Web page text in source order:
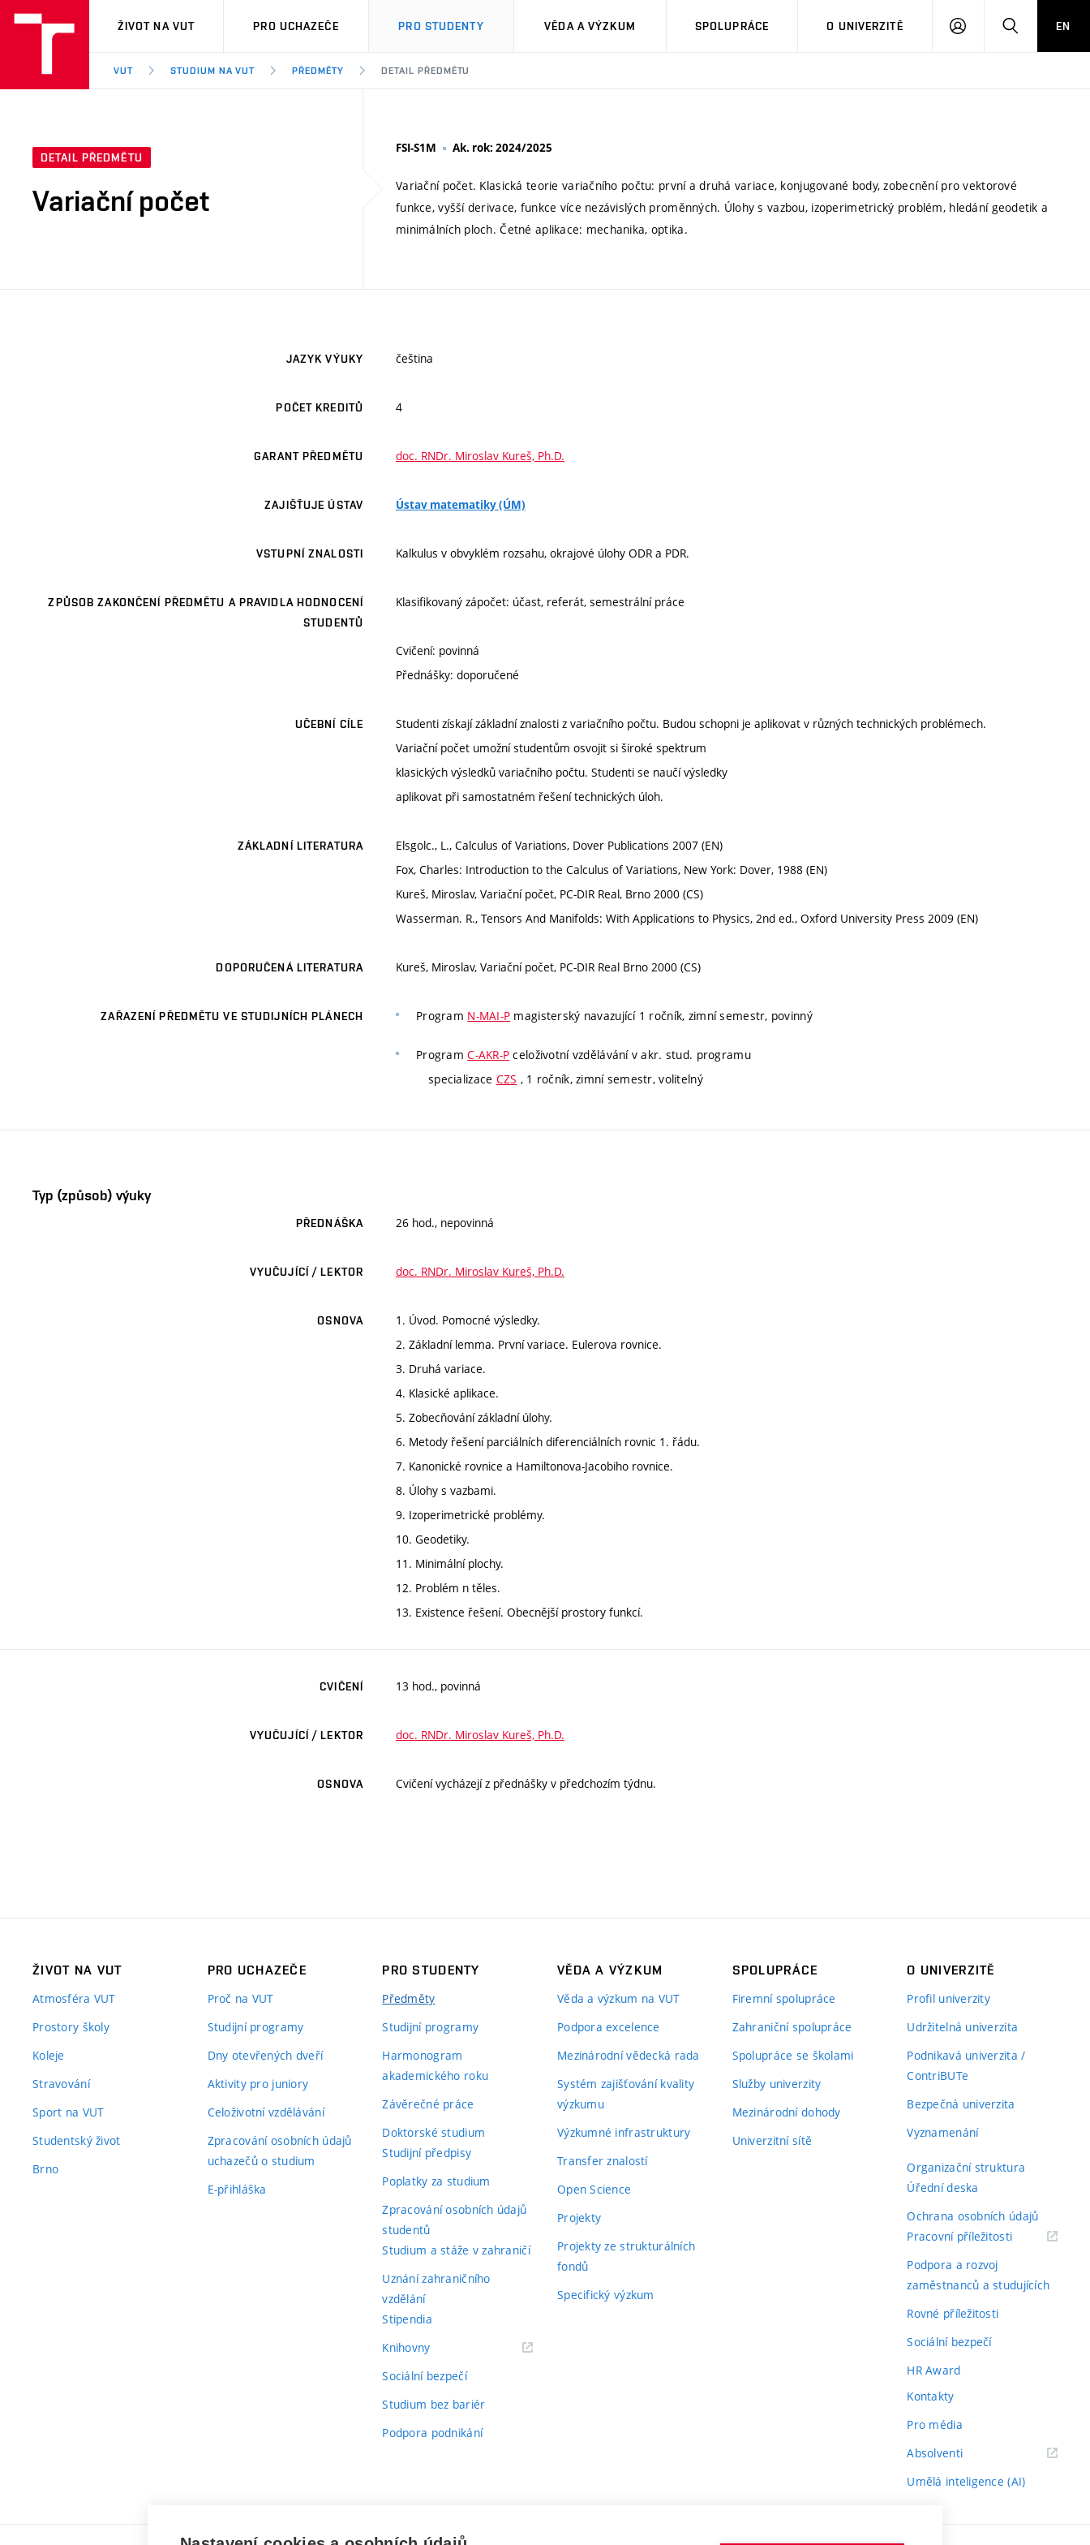
VUT
ŽIVOT NA VUT PRO UCHAZEČE PRO STUDENTY VĚDA A VÝZKUM SPOLUPRÁCE O UNIVERZITĚ
PŘIHLÁSIT HLEDATEN
VUT STUDIUM NA VUT PŘEDMĚTY DETAIL PŘEDMĚTU
DETAIL PŘEDMĚTU
Variační počet
FSI-S1M Ak. rok: 2024/2025
Variační počet. Klasická teorie variačního počtu: první a druhá variace, konjugované body, zobecnění pro vektorové
funkce, vyšší derivace, funkce více nezávislých proměnných. Úlohy s vazbou, izoperimetrický problém, hledání geodetik a
minimálních ploch. Četné aplikace: mechanika, optika.
JAZYK VÝUKY čeština
POČET KREDITŮ 4
GARANT PŘEDMĚTU doc. RNDr. Miroslav Kureš, Ph.D.
ZAJIŠŤUJE ÚSTAV Ústav matematiky (ÚM)
VSTUPNÍ ZNALOSTI Kalkulus v obvyklém rozsahu, okrajové úlohy ODR a PDR.
ZPŮSOB ZAKONČENÍ PŘEDMĚTU A PRAVIDLA HODNOCENÍ
STUDENTŮ
Klasifikovaný zápočet: účast, referát, semestrální práce
Cvičení: povinná
Přednášky: doporučené
UČEBNÍ CÍLE
Studenti získají základní znalosti z variačního počtu. Budou schopni je aplikovat v různých technických problémech.
Variační počet umožní studentům osvojit si široké spektrum
klasických výsledků variačního počtu. Studenti se naučí výsledky
aplikovat při samostatném řešení technických úloh.
ZÁKLADNÍ LITERATURA
Elsgolc., L., Calculus of Variations, Dover Publications 2007 (EN)
Fox, Charles: Introduction to the Calculus of Variations, New York: Dover, 1988 (EN)
Kureš, Miroslav, Variační počet, PC-DIR Real, Brno 2000 (CS)
Wasserman. R., Tensors And Manifolds: With Applications to Physics, 2nd ed., Oxford University Press 2009 (EN)
DOPORUČENÁ LITERATURA Kureš, Miroslav, Variační počet, PC-DIR Real Brno 2000 (CS)
ZAŘAZENÍ PŘEDMĚTU VE STUDIJNÍCH PLÁNECH Program N-MAI-P magisterský navazující 1 ročník, zimní semestr, povinný
ProgramC-AKR-P celoživotní vzdělávání v akr. stud. programu
specializace CZS , 1 ročník, zimní semestr, volitelný
Typ (způsob) výuky
PŘEDNÁŠKA 26 hod., nepovinná
VYUČUJÍCÍ / LEKTOR doc. RNDr. Miroslav Kureš, Ph.D.
OSNOVA
1. Úvod. Pomocné výsledky.
2. Základní lemma. První variace. Eulerova rovnice.
3. Druhá variace.
4. Klasické aplikace.
5. Zobecňování základní úlohy.
6. Metody řešení parciálních diferenciálních rovnic 1. řádu.
7. Kanonické rovnice a Hamiltonova-Jacobiho rovnice.
8. Úlohy s vazbami.
9. Izoperimetrické problémy.
10. Geodetiky.
11. Minimální plochy.
12. Problém n těles.
13. Existence řešení. Obecnější prostory funkcí.
CVIČENÍ 13 hod., povinná
VYUČUJÍCÍ / LEKTOR doc. RNDr. Miroslav Kureš, Ph.D.
OSNOVA Cvičení vycházejí z přednášky v předchozím týdnu.
ŽIVOT NA VUT
Atmosféra VUT
Prostory školy
Koleje
Stravování
Sport na VUT
Studentský život
Brno
PRO UCHAZEČE
Proč na VUT
Studijní programy
Dny otevřených dveří
Aktivity pro juniory
Celoživotní vzdělávání
Zpracování osobních údajů
uchazečů o studium
E-přihláška
PRO STUDENTY
Předměty
Studijní programy
Harmonogram
akademického roku
Závěrečné práce
Doktorské studium
Studijní předpisy
Poplatky za studium
Zpracování osobních údajů
studentů
Studium a stáže v zahraničí
Uznání zahraničního
vzdělání
Stipendia
Knihovny(externí
Sociální bezpečí
Studium bez bariér
Podpora podnikání
VĚDA A VÝZKUM
Věda a výzkum na VUT
Podpora excelence
Mezinárodní vědecká rada
Systém zajišťování kvality
výzkumu
Výzkumné infrastruktury
Transfer znalostí
Open Science
Projekty
Projekty ze strukturálních
fondů
Specifický výzkum
SPOLUPRÁCE
Firemní spolupráce
Zahraniční spolupráce
Spolupráce se školami
Služby univerzity
Mezinárodní dohody
Univerzitní sítě
O UNIVERZITĚ
Profil univerzity
Udržitelná univerzita
Podnikavá univerzita /
ContriBUTe
Bezpečná univerzita
Vyznamenání
Organizační struktura
Úřední deska
Ochrana osobních údajů
Pracovní příležitosti(externí
Podpora a rozvoj
zaměstnanců a studujících
Rovné příležitosti
Sociální bezpečí
HR Award
Kontakty
Pro média
Absolventi(externí
Umělá inteligence (AI)